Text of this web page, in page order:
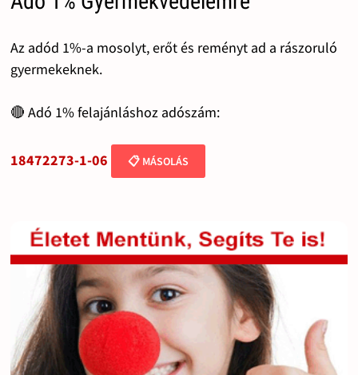
Az adód 1%-a mosolyt, erőt és reményt ad a rászoruló
gyermekeknek.
🔴 Adó 1% felajánláshoz adószám:
18472273-1-06 📋 MÁSOLÁS